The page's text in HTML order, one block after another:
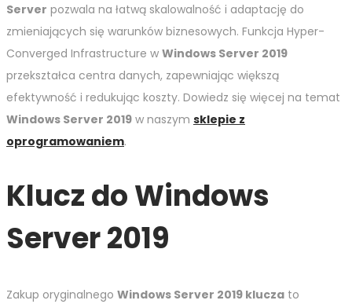
Server pozwala na łatwą skalowalność i adaptację do
zmieniających się warunków biznesowych. Funkcja Hyper-
Converged Infrastructure w Windows Server 2019
przekształca centra danych, zapewniając większą
efektywność i redukując koszty. Dowiedz się więcej na temat
Windows Server 2019 w naszym sklepie z
oprogramowaniem.
Klucz do Windows
Server 2019
Zakup oryginalnego Windows Server 2019 klucza to